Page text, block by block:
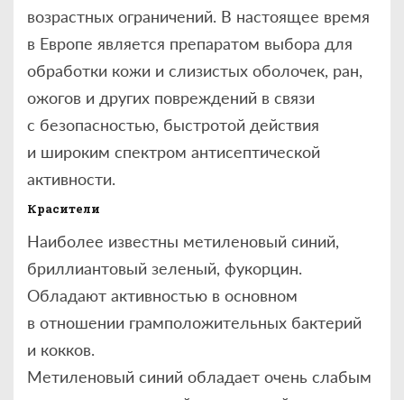
возрастных ограничений. В настоящее время
в Европе является препаратом выбора для
обработки кожи и слизистых оболочек, ран,
ожогов и других повреждений в связи
с безопасностью, быстротой действия
и широким спектром антисептической
активности.
Красители
Наиболее известны метиленовый синий,
бриллиантовый зеленый, фукорцин.
Обладают активностью в основном
в отношении грамположительных бактерий
и кокков.
Метиленовый синий обладает очень слабым